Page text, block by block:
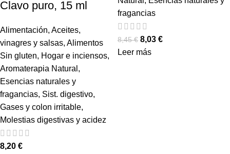
Clavo puro, 15 ml
Alimentación, Aceites,
vinagres y salsas, Alimentos
Sin gluten, Hogar e inciensos,
Aromaterapia Natural ,
Esencias naturales y
fragancias, Sist. digestivo,
Gases y colon irritable,
Molestias digestivas y acidez
8,20 €
fragancias
8,45€ 8,03 €
Leer más